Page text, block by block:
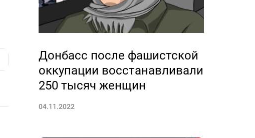
Донбасс после фашистской
оккупации восстанавливали
250 тысяч женщин
04.11.2022